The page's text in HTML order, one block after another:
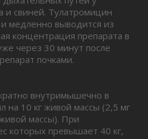
и свиней. Тулатромицин
медленно выводится из
концентрация препарата в
через 30 минут после
почками.
внутримышечно в
на 10 кг живой массы (2,5 мг
массы). При
которых превышает 40 кг,